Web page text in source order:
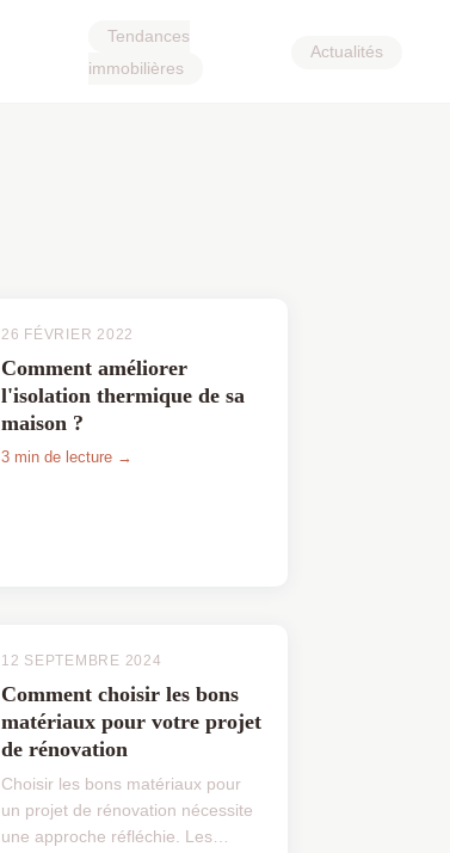
Tendances
immobilières
Actualités
26 FÉVRIER 2022
Comment améliorer
l'isolation thermique de sa
maison ?
3 min de lecture →
12 SEPTEMBRE 2024
Comment choisir les bons
matériaux pour votre projet
de rénovation
Choisir les bons matériaux pour
un projet de rénovation nécessite
une approche réfléchie. Les